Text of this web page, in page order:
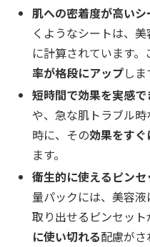
肌への密着度が高いシ
くようなシートは、
に計算されています
率が格段にアップしま
短時間で効果を実感で
や、急な肌トラブル
時に、その効果をすぐ
ます。
衛生的に使えるピンセ
量パックには、美容
取り出せるピンセット
に使い切れる配慮がさ